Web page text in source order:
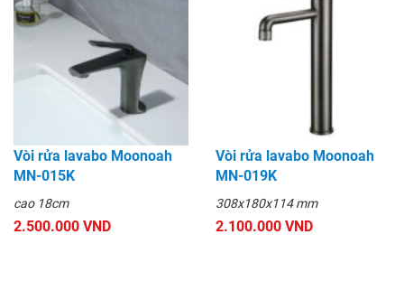
Vòi rửa lavabo Moonoah
MN-015K
cao 18cm
2.500.000 VND
Vòi rửa lavabo Moonoah
MN-019K
308x180x114 mm
2.100.000 VND